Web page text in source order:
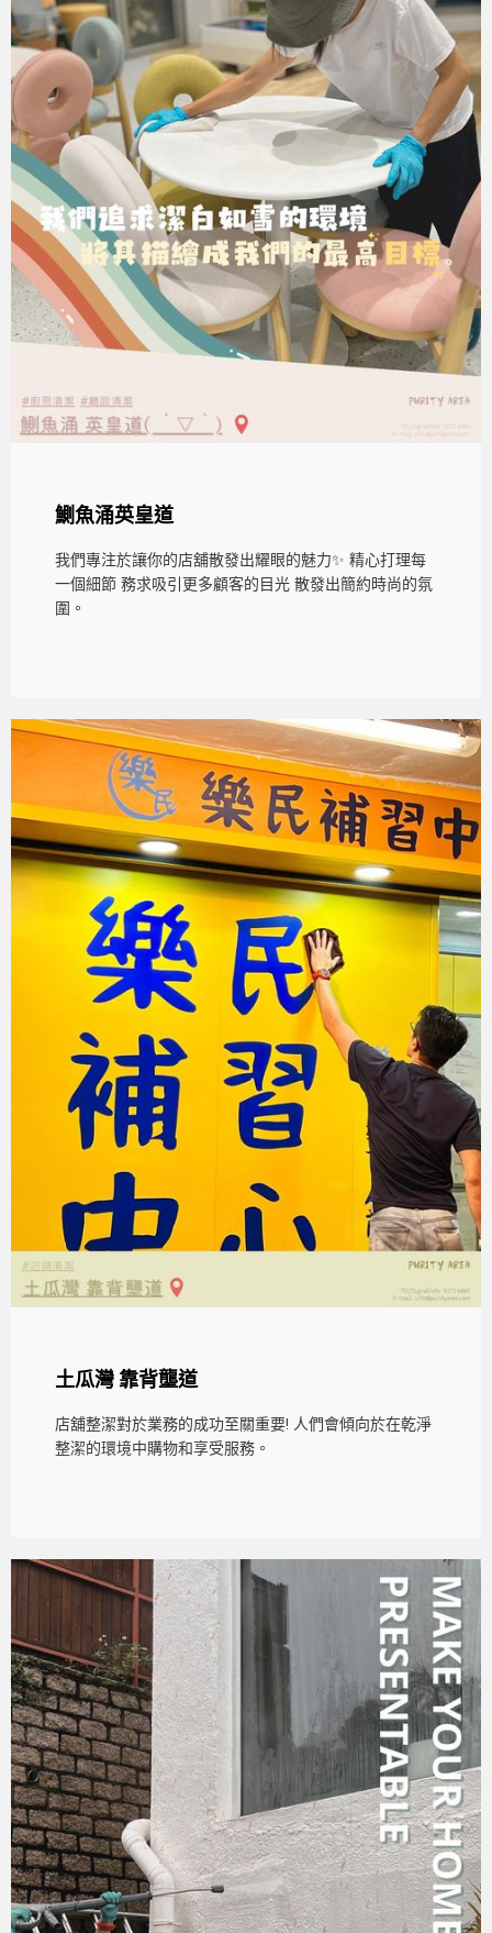
鰂魚涌英皇道
我們專注於讓你的店舖散發出耀眼的魅力✨ 精心打理每
一個細節 務求吸引更多顧客的目光 散發出簡約時尚的氛
圍。
土瓜灣 靠背壟道
店舖整潔對於業務的成功至關重要! 人們會傾向於在乾淨
整潔的環境中購物和享受服務。